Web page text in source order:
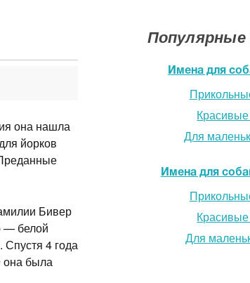
она нашла
йорков
Бивер
— белой
4 года
она была
Популярные
Имена для
Для
Имена для
Для